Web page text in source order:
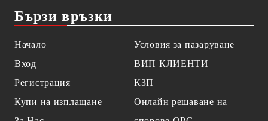
Бързи връзки
Начало
Вход
Регистрация
Купи на изплащане
Условия за пазаруване
ВИП КЛИЕНТИ
КЗП
Онлайн решаване на